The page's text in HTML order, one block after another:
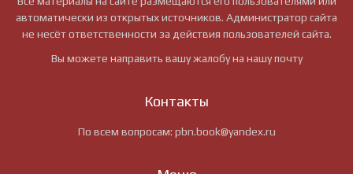
автоматически из открытых источников. Администратор сайта
не несёт ответственности за действия пользователей сайта.
Вы можете направить вашу жалобу на нашу почту
Контакты
По всем вопросам: pbn.book@yandex.ru